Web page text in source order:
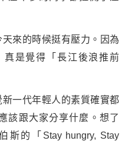
來的時候挺有壓力。因為
是覺得「長江後浪推前
一代年輕人的素質確實都
該跟大家分享什麼。想了
斯的「Stay hungry, Stay